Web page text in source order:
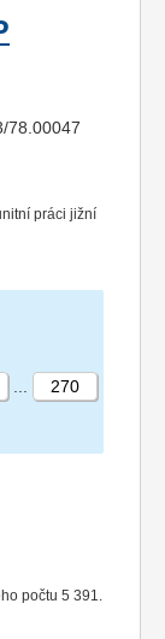
78.00047
práci jižní
počtu 5 391.
270